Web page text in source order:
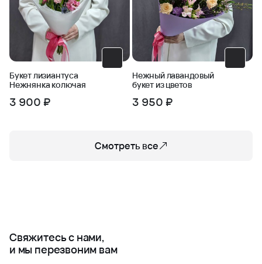
Букет лизиантуса
Нежнянка колючая
3 900 ₽
Нежный лавандовый
букет из цветов
3 950 ₽
Смотреть все
Свяжитесь с нами,
и мы перезвоним вам